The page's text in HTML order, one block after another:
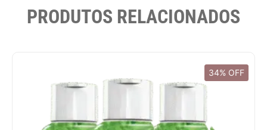
PRODUTOS RELACIONADOS
34% OFF